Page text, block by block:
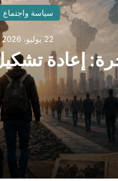
سياسة واجتماع
22 يوليو، 2026
إعادة
عبر الحدود